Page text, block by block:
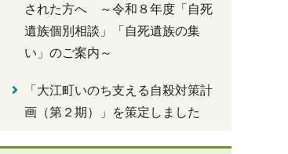
された方へ ～令和８年度「自死
遺族個別相談」「自死遺族の集
い」のご案内～
「大江町いのち支える自殺対策計
画（第２期）」を策定しました